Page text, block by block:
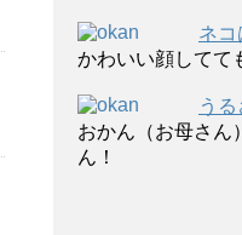
ネコ
かわいい顔してて
う
おかん（お母さん
ん！